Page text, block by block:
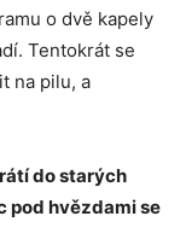
o dvě kapely
Tentokrát se
na pilu, a
do starých
pod hvězdami se